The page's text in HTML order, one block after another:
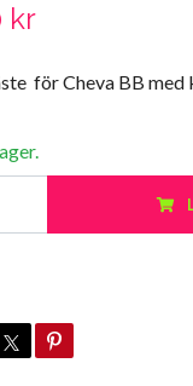
kr
för Cheva BB med